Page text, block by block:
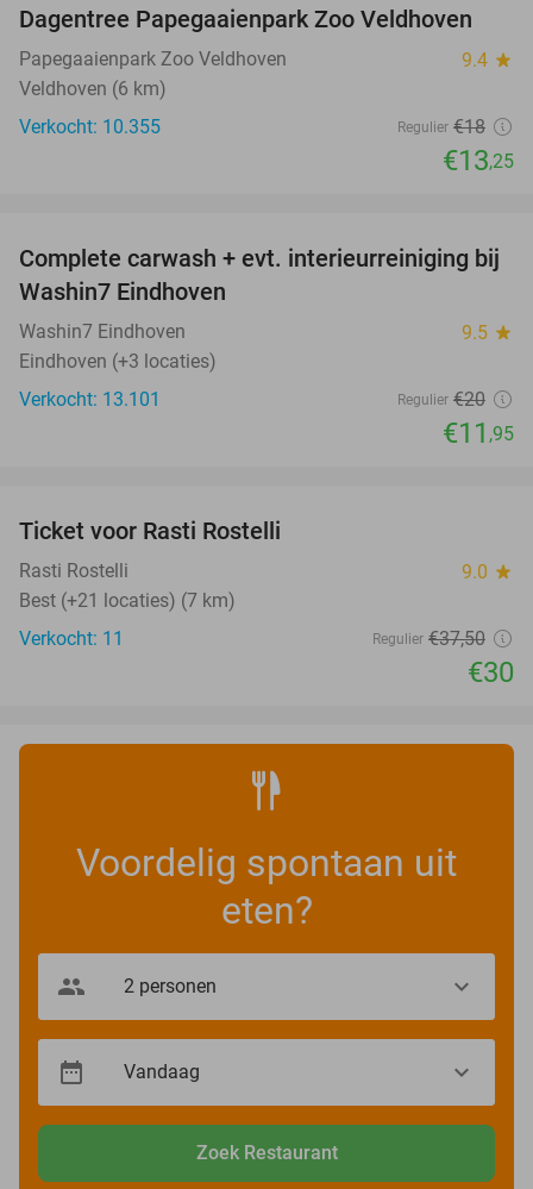
26%
Dagentree Papegaaienpark Zoo Veldhoven
Papegaaienpark Zoo Veldhoven 9.4 star
Veldhoven (6 km)
Verkocht: 10.355
Regulier €18
€13,25
40%
Complete carwash + evt. interieurreiniging bij
Washin7 Eindhoven
Washin7 Eindhoven 9.5 star
Eindhoven (+3 locaties)
Verkocht: 13.101
Regulier €20
€11 ,95
TODAY
Ticket voor Rasti Rostelli
Rasti Rostelli 9.0 star
Best (+21 locaties) (7 km)
Verkocht: 11
Regulier €37,50
€30
Voordelig spontaan uit
eten?
Zoek Restaurant